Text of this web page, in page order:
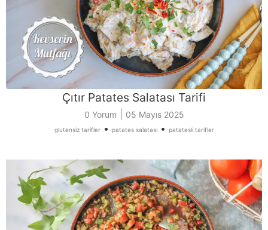
Çıtır Patates Salatası Tarifi
0 Yorum 05 Mayıs 2025
glutensiz tarifler• patates salatası• patatesli tarifler